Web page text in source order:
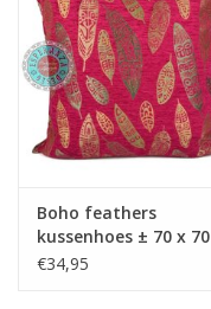
Bootbelts
Kerst
MAGAZIJNOPRUIMING
Media
Boho feathers
kussenhoes ± 70 x 70
cm
€34,95